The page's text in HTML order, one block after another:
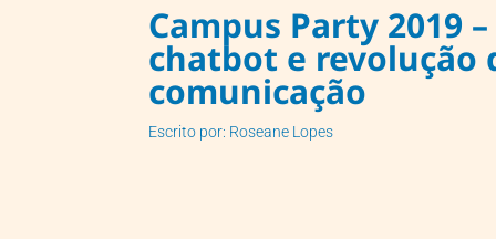
Campus Party 2019
chatbot e revolução
comunicação
Escrito por: Roseane Lopes